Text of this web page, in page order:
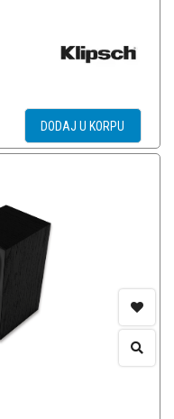
DODAJ U KORPU